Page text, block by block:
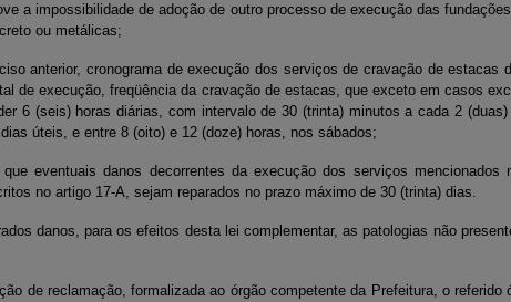
a impossibilidade de adoção de outro processo de execução das
ou metálicas;
anterior, cronograma de execução dos serviços de cravação de estacas
de execução, freqüência da cravação de estacas, que exceto em casos
6 (seis) horas diárias, com intervalo de 30 (trinta) minutos a cada 2
úteis, e entre 8 (oito) e 12 (doze) horas, nos sábados;
eventuais danos decorrentes da execução dos serviços
no artigo 17-A, sejam reparados no prazo máximo de 30 (trinta) dias.
danos, para os efeitos desta lei complementar, as patologias não
de reclamação, formalizada ao órgão competente da Prefeitura, o